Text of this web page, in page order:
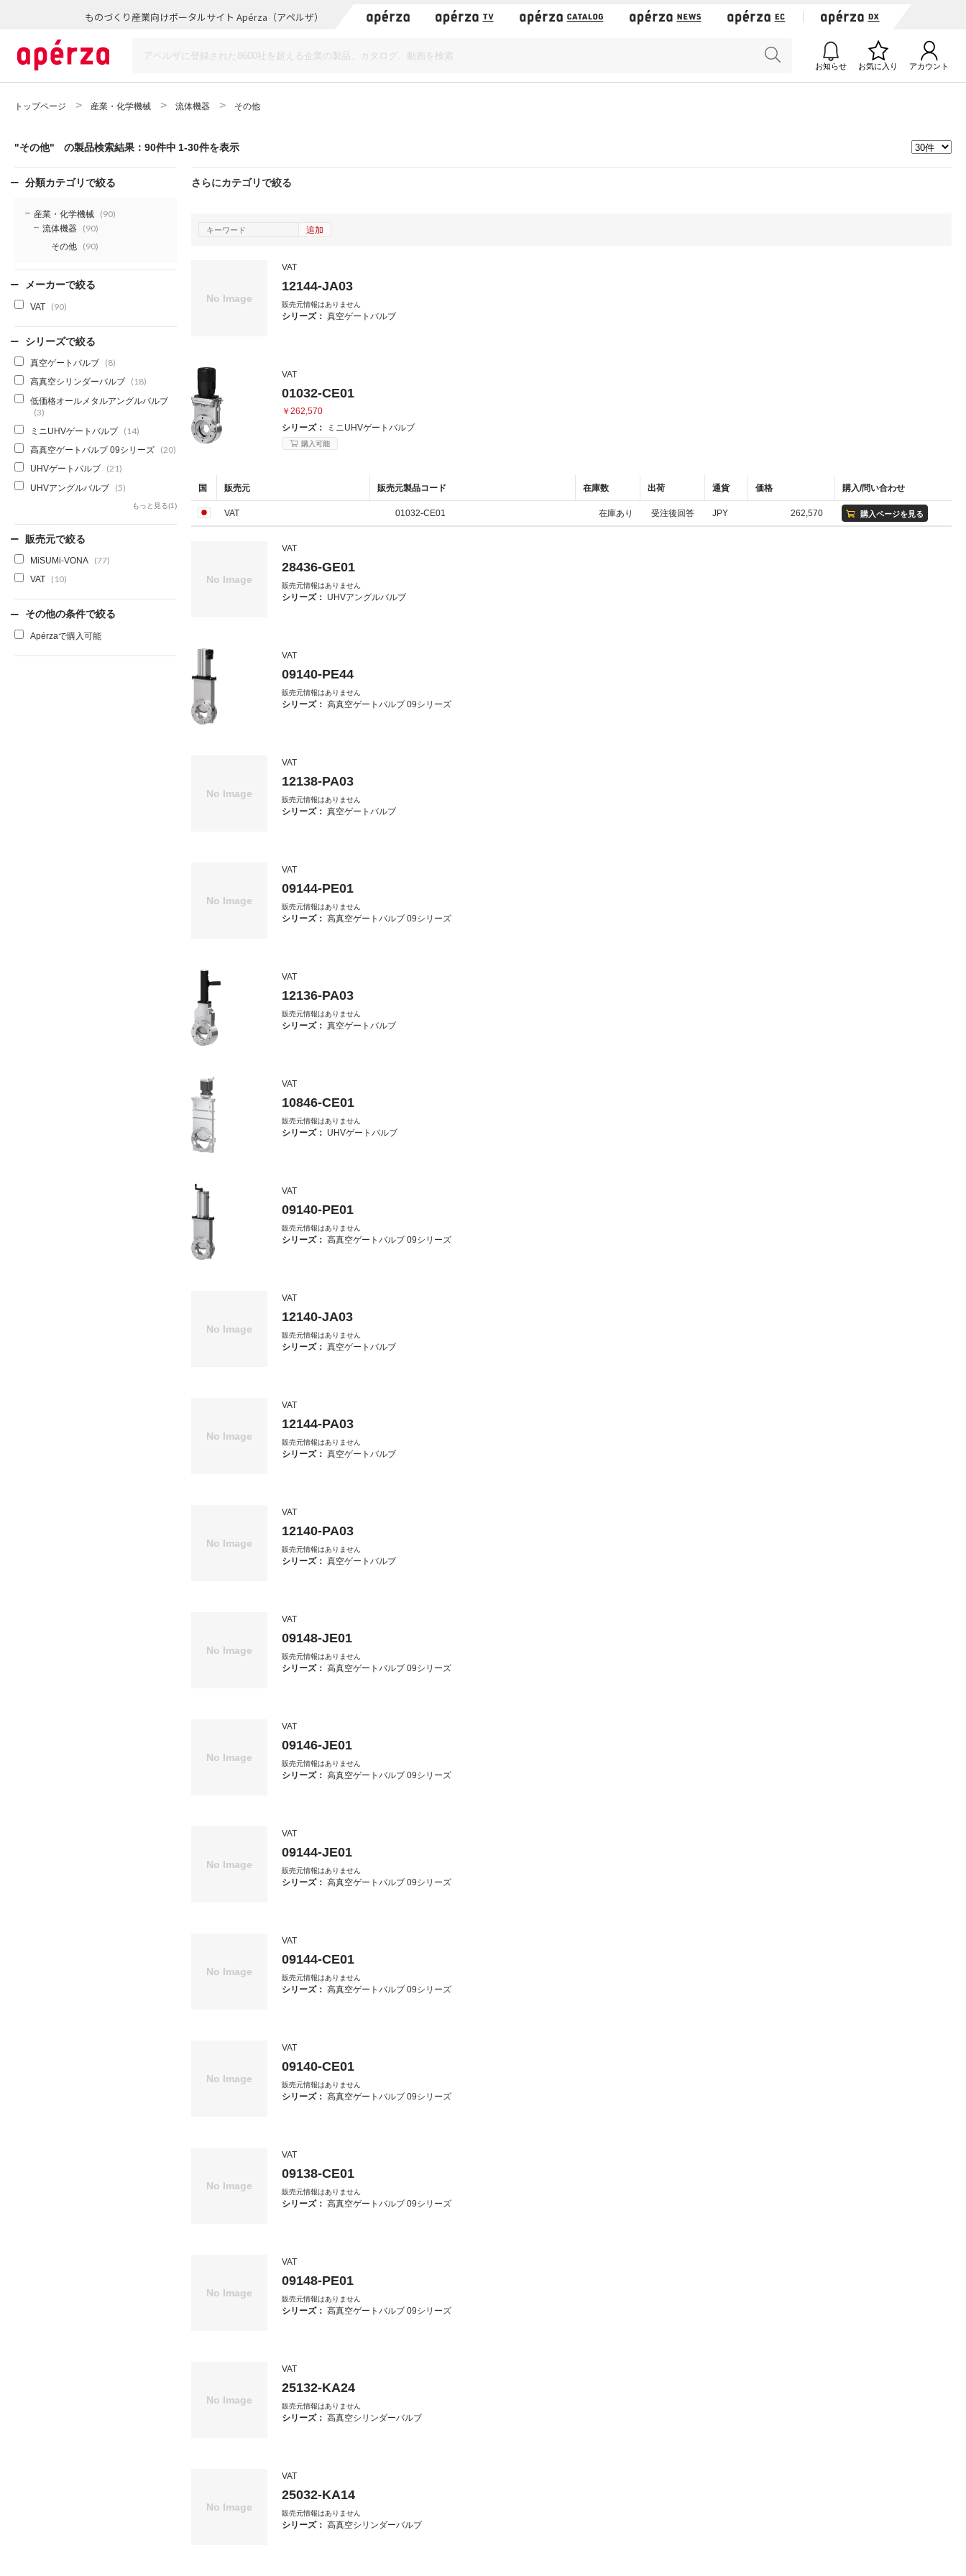
ものづくり産業向けポータルサイト Apérza（アペルザ）
お知らせ お気に入り アカウント
トップページ 産業・化学機械 流体機器 その他
"その他" の製品検索結果：90件中 1-30件を表示
さらにカテゴリで絞る
追加
VAT
12144-JA03
販売元情報はありません
シリーズ： 真空ゲートバルブ
VAT
01032-CE01
￥262,570
シリーズ： ミニUHVゲートバルブ
購入可能
国 販売元 販売元製品コード 在庫数 出荷 通貨 価格
購入/問い合わせ
VAT
01032-CE01 在庫あり 受注後回答 JPY 262,570 購入ページを見る
VAT
28436-GE01
販売元情報はありません
シリーズ： UHVアングルバルブ
VAT
09140-PE44
販売元情報はありません
シリーズ： 高真空ゲートバルブ 09シリーズ
VAT
12138-PA03
販売元情報はありません
シリーズ： 真空ゲートバルブ
VAT
09144-PE01
販売元情報はありません
シリーズ： 高真空ゲートバルブ 09シリーズ
VAT
12136-PA03
販売元情報はありません
シリーズ： 真空ゲートバルブ
VAT
10846-CE01
販売元情報はありません
シリーズ： UHVゲートバルブ
VAT
09140-PE01
販売元情報はありません
シリーズ： 高真空ゲートバルブ 09シリーズ
VAT
12140-JA03
販売元情報はありません
シリーズ： 真空ゲートバルブ
VAT
12144-PA03
販売元情報はありません
シリーズ： 真空ゲートバルブ
VAT
12140-PA03
販売元情報はありません
シリーズ： 真空ゲートバルブ
VAT
09148-JE01
販売元情報はありません
シリーズ： 高真空ゲートバルブ 09シリーズ
VAT
09146-JE01
販売元情報はありません
シリーズ： 高真空ゲートバルブ 09シリーズ
VAT
09144-JE01
販売元情報はありません
シリーズ： 高真空ゲートバルブ 09シリーズ
VAT
09144-CE01
販売元情報はありません
シリーズ： 高真空ゲートバルブ 09シリーズ
VAT
09140-CE01
販売元情報はありません
シリーズ： 高真空ゲートバルブ 09シリーズ
VAT
09138-CE01
販売元情報はありません
シリーズ： 高真空ゲートバルブ 09シリーズ
VAT
09148-PE01
販売元情報はありません
シリーズ： 高真空ゲートバルブ 09シリーズ
VAT
25132-KA24
販売元情報はありません
シリーズ： 高真空シリンダーバルブ
VAT
25032-KA14
販売元情報はありません
シリーズ： 高真空シリンダーバルブ
分類カテゴリで絞る
産業・化学機械 (90)
流体機器 (90)
その他 (90)
メーカーで絞る
VAT (90)
シリーズで絞る
真空ゲートバルブ (8)
高真空シリンダーバルブ (18)
低価格オールメタルアングルバルブ
(3)
ミニUHVゲートバルブ (14)
高真空ゲートバルブ 09シリーズ (20)
UHVゲートバルブ (21)
UHVアングルバルブ (5)
もっと見る(1)
販売元で絞る
MiSUMi-VONA (77)
VAT (10)
その他の条件で絞る
Apérzaで購入可能